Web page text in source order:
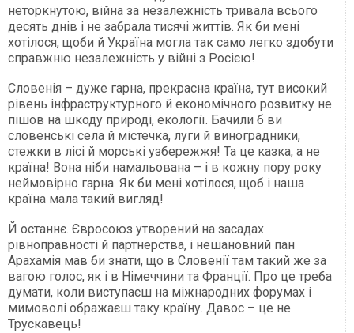
неторкнутою, війна за незалежність тривала всього
десять днів і не забрала тисячі життів. Як би мені
хотілося, щоби й Україна могла так само легко здобути
справжню незалежність у війні з Росією!
Словенія – дуже гарна, прекрасна країна, тут високий
рівень інфраструктурного й економічного розвитку не
пішов на шкоду природі, екології. Бачили б ви
словенські села й містечка, луги й виноградники,
стежки в лісі й морські узбережжя! Та це казка, а не
країна! Вона ніби намальована – і в кожну пору року
неймовірно гарна. Як би мені хотілося, щоб і наша
країна мала такий вигляд!
Й останнє. Євросоюз утворений на засадах
рівноправності й партнерства, і нешановний пан
Арахамія мав би знати, що в Словенії там такий же за
вагою голос, як і в Німеччини та Франції. Про це треба
думати, коли виступаєш на міжнародних форумах і
мимоволі ображаєш таку країну. Давос – це не
Трускавець!